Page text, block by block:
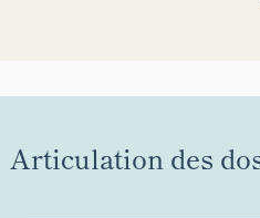
Articulation des